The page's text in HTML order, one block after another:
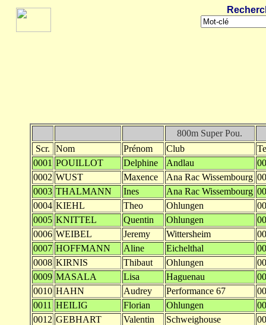
800m Super Pou.
Scr.
Nom Prénom Club
0001 POUILLOT Delphine Andlau
0002 WUST Maxence Ana Rac Wissembourg
0003 THALMANN Ines Ana Rac Wissembourg
0004 KIEHL Theo Ohlungen
0005 KNITTEL Quentin Ohlungen
0006 WEIBEL Jeremy Wittersheim
0007 HOFFMANN Aline Eichelthal
0008 KIRNIS Thibaut Ohlungen
0009 MASALA Lisa Haguenau
0010 HAHN Audrey Performance 67
0011 HEILIG Florian Ohlungen
0012 GEBHART Valentin Schweighouse